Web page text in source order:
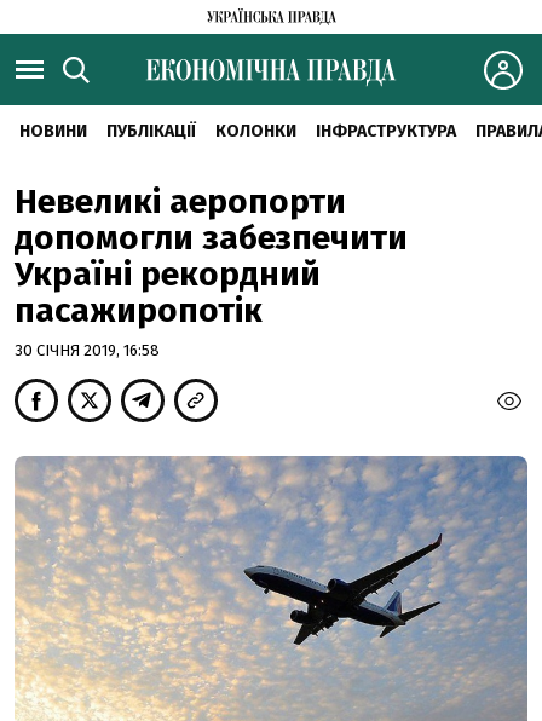
НОВИНИ ПУБЛІКАЦІЇ КОЛОНКИ ІНФРАСТРУКТУРА
Невеликі аеропорти
допомогли забезпечити
Україні рекордний
пасажиропотік
30 СІЧНЯ 2019, 16:58